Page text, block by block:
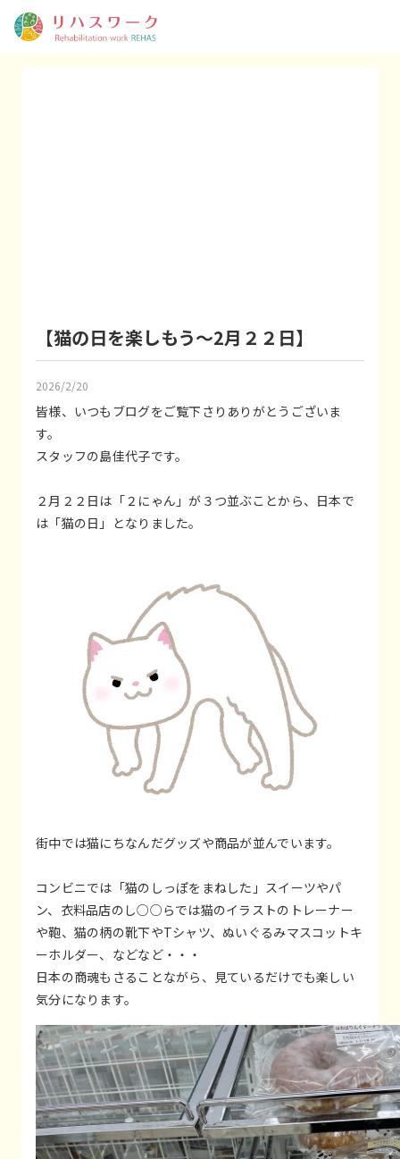
【猫の日を楽しもう～2月２２日】
2026/2/20
皆様、いつもブログをご覧下さりありがとうございま
す。
スタッフの島佳代子です。
２月２２日は「２にゃん」が３つ並ぶことから、日本で
は「猫の日」となりました。
街中では猫にちなんだグッズや商品が並んでいます。
コンビニでは「猫のしっぽをまねした」スイーツやパ
ン、衣料品店のし○○らでは猫のイラストのトレーナー
や鞄、猫の柄の靴下やTシャツ、ぬいぐるみマスコットキ
ーホルダー、などなど・・・
日本の商魂もさることながら、見ているだけでも楽しい
気分になります。